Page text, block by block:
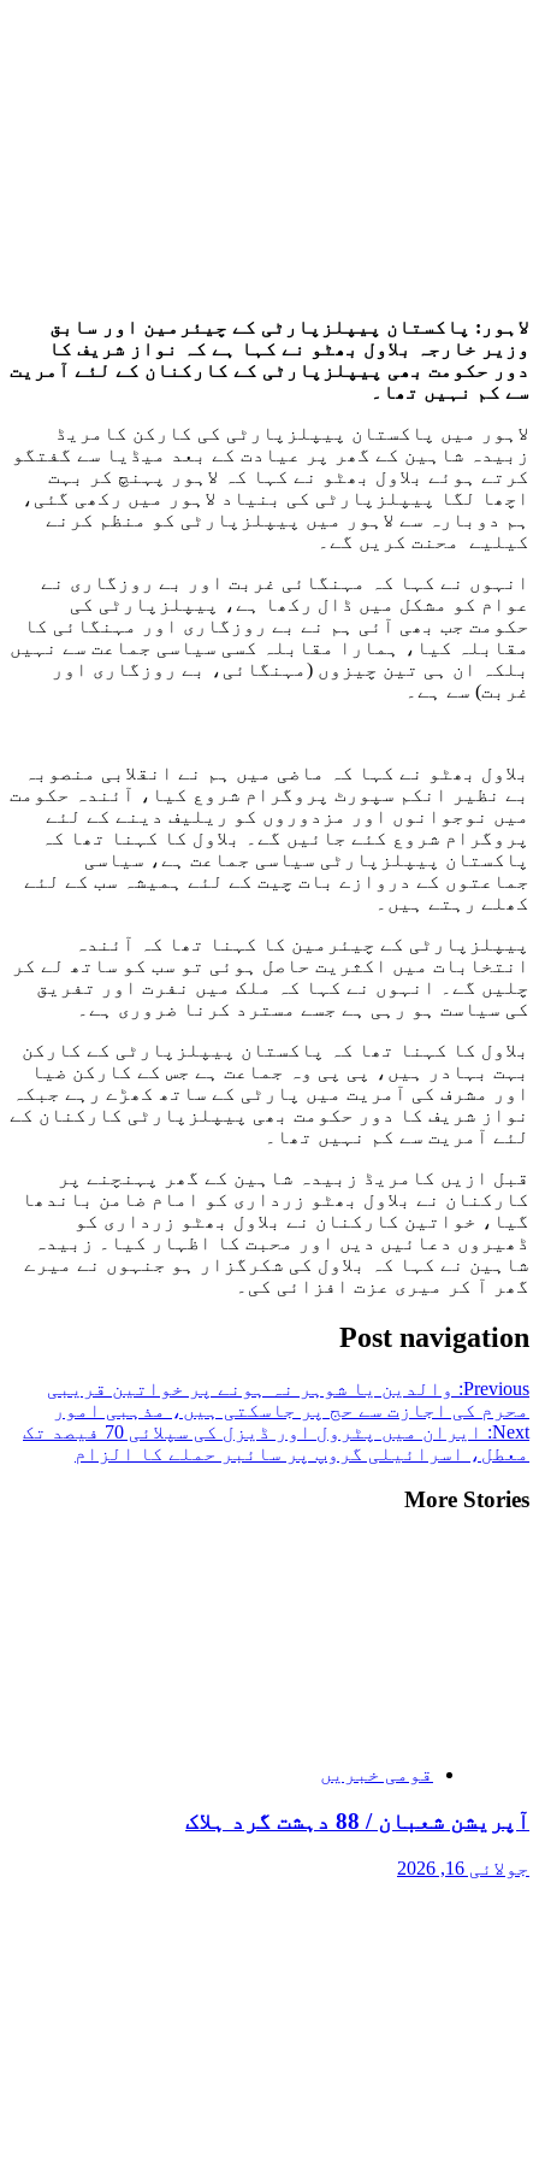
لاہور: پاکستان پیپلزپارٹی کے چیئرمین اور سابق
وزیر خارجہ بلاول بھٹو نے کہا ہے کہ نواز شریف کا
دور حکومت بھی پیپلزپارٹی کے کارکنان کے لئے آمریت
سے کم نہیں تھا۔
لاہور میں پاکستان پیپلزپارٹی کی کارکن کامریڈ
زبیدہ شاہین کے گھر پر عیادت کے بعد میڈیا سے گفتگو
کرتے ہوئے بلاول بھٹو نے کہا کہ لاہور پہنچ کر بہت
اچھا لگا پیپلزپارٹی کی بنیاد لاہور میں رکھی گئی،
ہم دوبارہ سے لاہور میں پیپلزپارٹی کو منظم کرنے
کیلیے محنت کریں گے۔
انہوں نے کہا کہ مہنگائی غربت اور بے روزگاری نے
عوام کو مشکل میں ڈال رکھا ہے، پیپلزپارٹی کی
حکومت جب بھی آئی ہم نے بے روزگاری اور مہنگائی کا
مقابلہ کیا، ہمارا مقابلہ کسی سیاسی جماعت سے نہیں
بلکہ ان ہی تین چیزوں (مہنگائی، بے روزگاری اور
غربت) سے ہے۔
بلاول بھٹو نے کہا کہ ماضی میں ہم نے انقلابی منصوبہ
بے نظیر انکم سپورٹ پروگرام شروع کیا، آئندہ حکومت
میں نوجوانوں اور مزدوروں کو ریلیف دینے کے لئے
پروگرام شروع کئے جائیں گے۔ بلاول کا کہنا تھا کہ
پاکستان پیپلزپارٹی سیاسی جماعت ہے، سیاسی
جماعتوں کے دروازے بات چیت کے لئے ہمیشہ سب کے لئے
کھلے رہتے ہیں۔
پیپلزپارٹی کے چیئرمین کا کہنا تھا کہ آئندہ
انتخابات میں اکثریت حاصل ہوئی تو سب کو ساتھ لے کر
چلیں گے۔ انہوں نے کہا کہ ملک میں نفرت اور تفریق
کی سیاست ہو رہی ہے جسے مسترد کرنا ضروری ہے۔
بلاول کا کہنا تھا کہ پاکستان پیپلزپارٹی کے کارکن
بہت بہادر ہیں، پی پی وہ جماعت ہے جس کے کارکن ضیا
اور مشرف کی آمریت میں پارٹی کے ساتھ کھڑے رہے جبکہ
نواز شریف کا دور حکومت بھی پیپلزپارٹی کارکنان کے
لئے آمریت سے کم نہیں تھا۔
قبل ازیں کامریڈ زبیدہ شاہین کے گھر پہنچنے پر
کارکنان نے بلاول بھٹو زرداری کو امام ضامن باندھا
گیا، خواتین کارکنان نے بلاول بھٹو زرداری کو
ڈھیروں دعائیں دیں اور محبت کا اظہار کیا۔ زبیدہ
شاہین نے کہا کہ بلاول کی شکرگزار ہو جنہوں نے میرے
گھر آ کر میری عزت افزائی کی۔
Post navigation
Previous:
والدین یا شوہر نہ ہونے پر خواتین قریبی
محرم کی اجازت سے حج پر جاسکتی ہیں، مذہبی امور
Next:
ایران میں پٹرول اور ڈیزل کی سپلائی 70 فیصد تک
معطل، اسرائیلی گروپ پر سائبر حملے کا الزام
More Stories
قومی خبریں
آپریشن شعبان / 88 دہشت گرد ہلاک
جولائی 16, 2026